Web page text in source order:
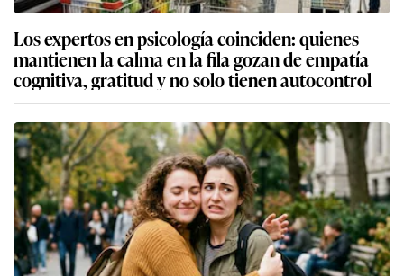
Los expertos en psicología coinciden: quienes
mantienen la calma en la fila gozan de empatía
cognitiva, gratitud y no solo tienen autocontrol